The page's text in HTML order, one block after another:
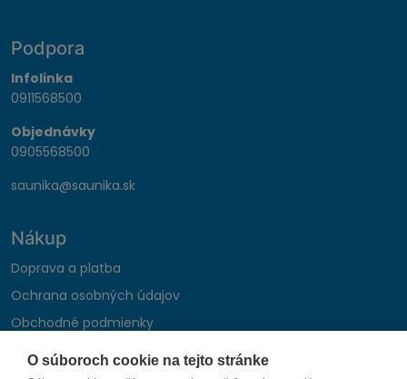
O súboroch cookie na tejto stránke
Podpora
Infolinka
0911568500
Objednávky
0905568500
saunika@saunika.sk
Nákup
Doprava a platba
Ochrana osobných údajov
Obchodné podmienky
Reklamačný poriadok